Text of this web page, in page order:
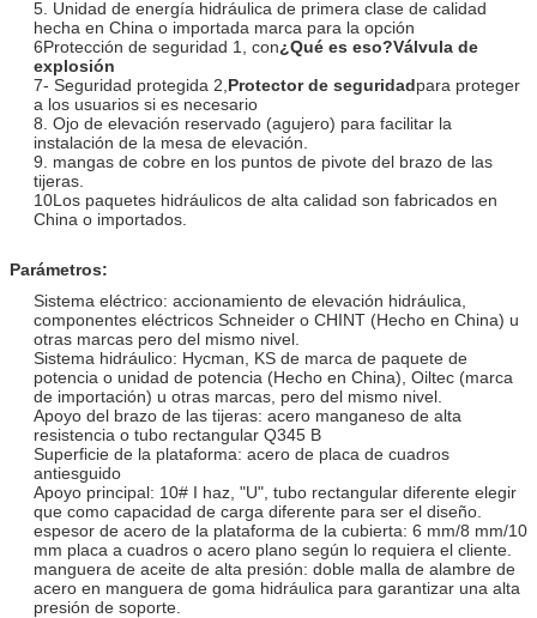
5. Unidad de energía hidráulica de primera clase de calidad
hecha en China o importada marca para la opción
6Protección de seguridad 1, con¿Qué es eso?Válvula de
explosión
7- Seguridad protegida 2, Protector de seguridadpara proteger
a los usuarios si es necesario
8. Ojo de elevación reservado (agujero) para facilitar la
instalación de la mesa de elevación.
9. mangas de cobre en los puntos de pivote del brazo de las
tijeras.
10Los paquetes hidráulicos de alta calidad son fabricados en
China o importados.
Parámetros:
Sistema eléctrico: accionamiento de elevación hidráulica,
componentes eléctricos Schneider o CHINT (Hecho en China) u
otras marcas pero del mismo nivel.
Sistema hidráulico: Hycman, KS de marca de paquete de
potencia o unidad de potencia (Hecho en China), Oiltec (marca
de importación) u otras marcas, pero del mismo nivel.
Apoyo del brazo de las tijeras: acero manganeso de alta
resistencia o tubo rectangular Q345 B
Superficie de la plataforma: acero de placa de cuadros
antiesguido
Apoyo principal: 10# I haz, "U", tubo rectangular diferente elegir
que como capacidad de carga diferente para ser el diseño.
espesor de acero de la plataforma de la cubierta: 6 mm/8 mm/10
mm placa a cuadros o acero plano según lo requiera el cliente.
manguera de aceite de alta presión: doble malla de alambre de
acero en manguera de goma hidráulica para garantizar una alta
presión de soporte.